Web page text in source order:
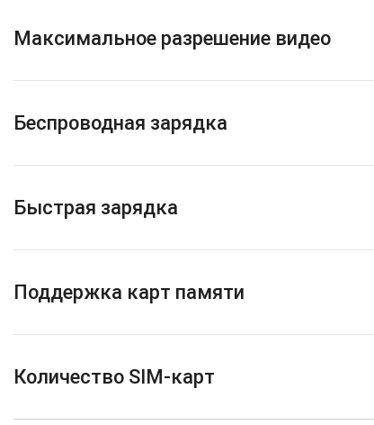
Максимальное разрешение видео
Беспроводная зарядка
Быстрая зарядка
Поддержка карт памяти
Количество SIM-карт